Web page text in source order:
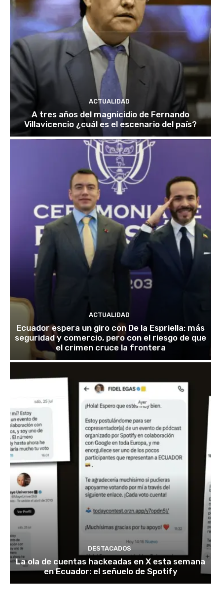
ACTUALIDAD
A tres años del magnicidio de Fernando
Villavicencio ¿cuál es el escenario del país?
ACTUALIDAD
Ecuador espera un giro con De la Espriella: más
seguridad y comercio, pero con el riesgo de que
el crimen cruce la frontera
DESTACADOS
La ola de cuentas hackeadas en X esta semana
en Ecuador: el señuelo de Spotify